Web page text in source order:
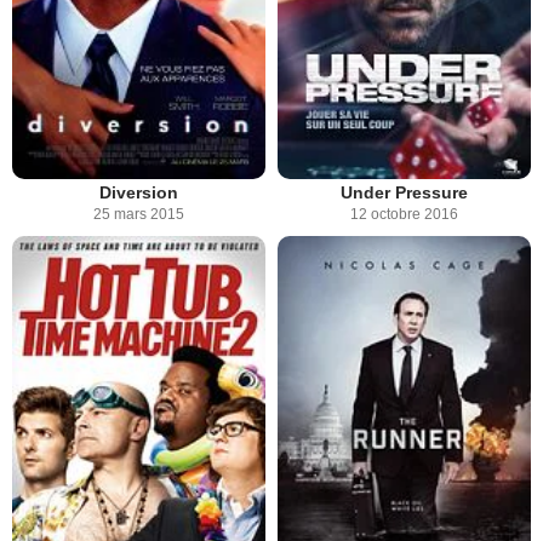
Diversion
25 mars 2015
Under Pressure
12 octobre 2016